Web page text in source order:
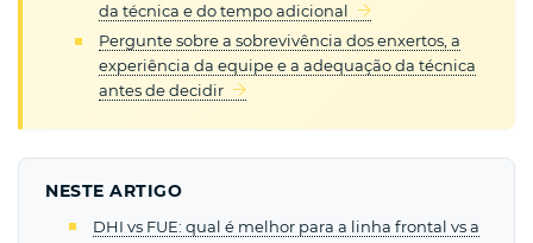
da técnica e do tempo adicional
Pergunte sobre a sobrevivência dos enxertos, a
experiência da equipe e a adequação da técnica
antes de decidir
NESTE ARTIGO
DHI vs FUE: qual é melhor para a linha frontal vs a